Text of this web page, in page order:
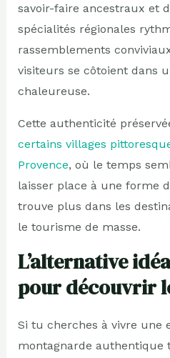
savoir-faire ancestraux et
spécialités régionales
rassemblements
visiteurs se côtoient dans
chaleureuse.
Cette authenticité
certains villages
Provence, où le temps
laisser place à une forme
trouve plus dans les
le tourisme de masse.
L’alternative
pour découvrir
Si tu cherches à vivre une
montagnarde authentique